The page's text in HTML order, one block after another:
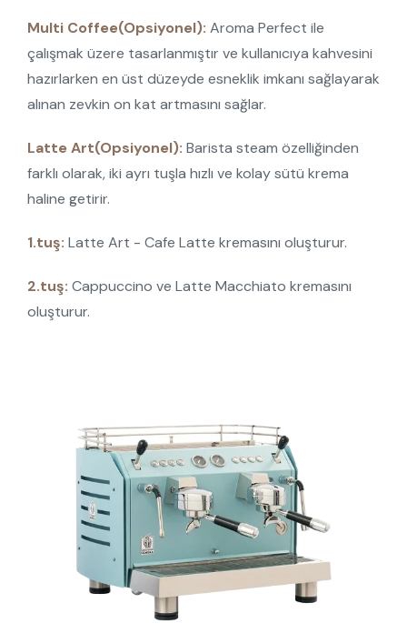
Multi Coffee(Opsiyonel): Aroma Perfect ile
çalışmak üzere tasarlanmıştır ve kullanıcıya kahvesini
hazırlarken en üst düzeyde esneklik imkanı sağlayarak
alınan zevkin on kat artmasını sağlar.
Latte Art(Opsiyonel): Barista steam özelliğinden
farklı olarak, iki ayrı tuşla hızlı ve kolay sütü krema
haline getirir.
1.tuş: Latte Art - Cafe Latte kremasını oluşturur.
2.tuş: Cappuccino ve Latte Macchiato kremasını
oluşturur.